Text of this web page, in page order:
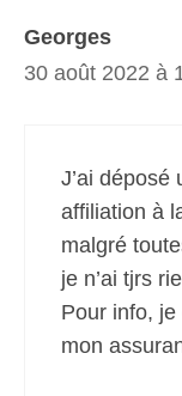
Georges
30 août 2022 à
J’ai déposé
affiliation à
malgré
je n’ai tjrs
Pour info,
mon